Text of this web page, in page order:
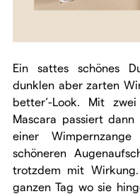
Ein sattes schönes
dunklen aber zarten
better‘-Look. Mit
Mascara passiert
einer
schöneren
trotzdem mit
ganzen Tag wo sie